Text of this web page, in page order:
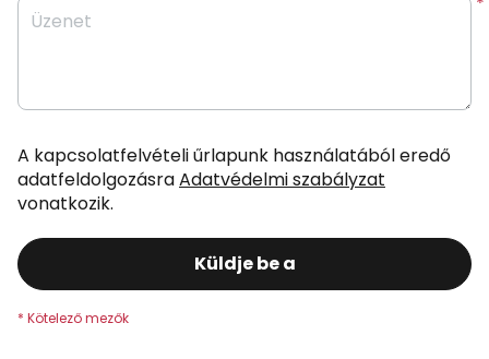
Üzenet
A kapcsolatfelvételi űrlapunk használatából eredő
adatfeldolgozásraAdatvédelmi szabályzat
vonatkozik.
Küldje be a